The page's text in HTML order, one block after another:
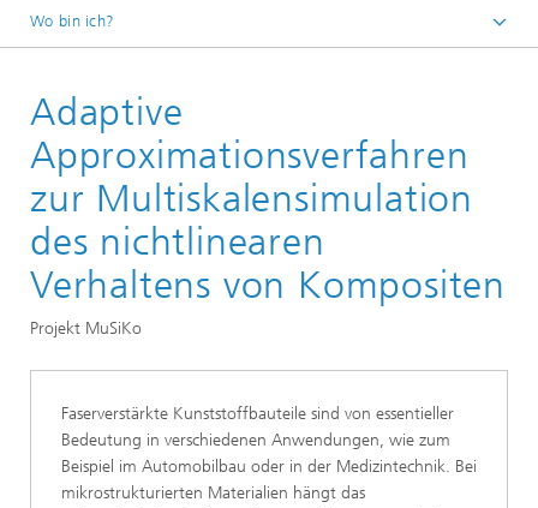
Wo bin ich?
Abteilungen und Bereiche
Bereich »Prozesse und Materialien«
Adaptive
Approximationsverfahren
zur Multiskalensimulation
des nichtlinearen
Verhaltens von Kompositen
Projekt MuSiKo
Faserverstärkte Kunststoffbauteile sind von essentieller
Bedeutung in verschiedenen Anwendungen, wie zum
Beispiel im Automobilbau oder in der Medizintechnik. Bei
mikrostrukturierten Materialien hängt das